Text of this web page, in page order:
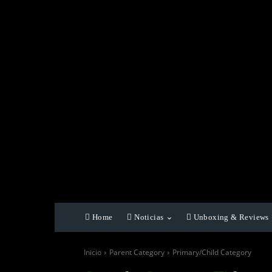
Home Noticias Unboxing & Reviews
Inicio Parent Category Primary/Child Category